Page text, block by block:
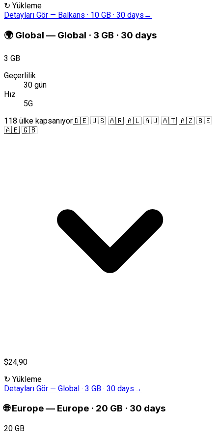
↻ Yükleme
Detayları Gör — Balkans · 10 GB · 30 days →
🌍 Global — Global · 3 GB · 30 days
3 GB
Geçerlilik
30 gün
Hız
5G
118 ülke kapsanıyor🇩🇪 🇺🇸 🇦🇷 🇦🇱 🇦🇺 🇦🇹 🇦🇿 🇧🇪
🇦🇪 🇬🇧
$24,90
↻ Yükleme
Detayları Gör — Global · 3 GB · 30 days →
🌐 Europe— Europe · 20 GB · 30 days
20 GB